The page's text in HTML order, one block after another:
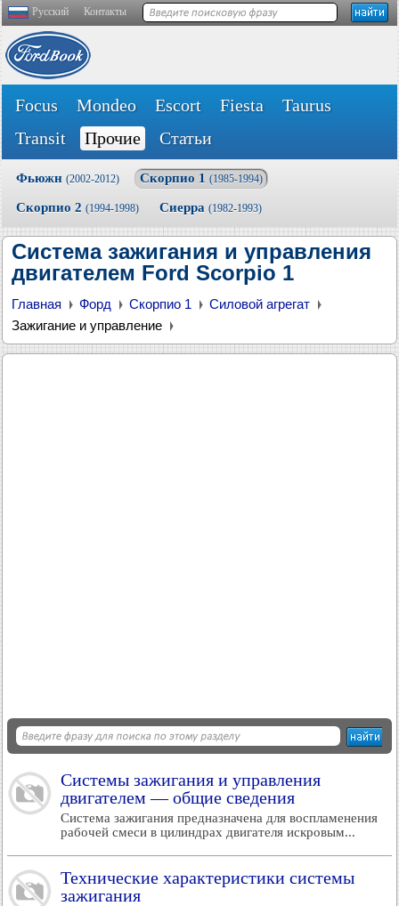
Русский Контакты
Focus Mondeo Escort Fiesta
Taurus
Transit
Прочие Статьи
Фьюжн (2002-2012) Скорпио 1 (1985-1994)
Скорпио 2 (1994-1998) Сиерра (1982-1993)
Система зажигания и управления
двигателем Ford Scorpio 1
Главная Форд Скорпио 1
Силовой агрегат
Зажигание и управление
Системы зажигания и управления
двигателем — общие сведения
Система зажигания предназначена для воспламенения
рабочей смеси в цилиндрах двигателя искровым...
Технические характеристики системы
зажигания